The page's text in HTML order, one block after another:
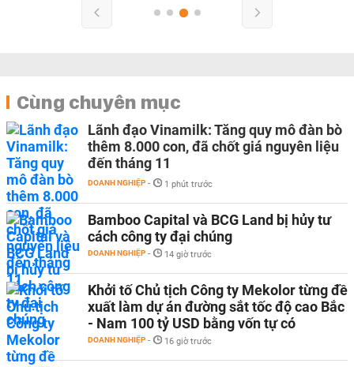
Cùng chuyên mục
Lãnh đạo Vinamilk: Tăng quy mô đàn bò
thêm 8.000 con, đã chốt giá nguyên liệu
đến tháng 11
DOANH NGHIỆP - 1 phút trước
Bamboo Capital và BCG Land bị hủy tư
cách công ty đại chúng
DOANH NGHIỆP - 14 giờ trước
Khởi tố Chủ tịch Công ty Mekolor từng đề
xuất làm dự án đường sắt tốc độ cao Bắc
- Nam 100 tỷ USD bằng vốn tự có
DOANH NGHIỆP - 16 giờ trước